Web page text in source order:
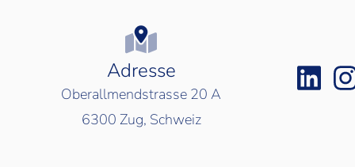
Adresse
Oberallmendstrasse 20 A
6300 Zug, Schweiz